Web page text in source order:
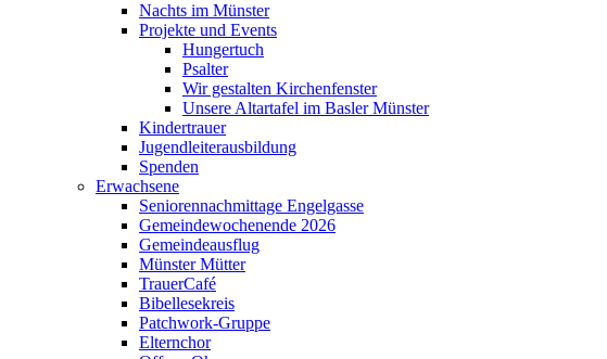
Nachts im Münster
Projekte und Events
Hungertuch
Psalter
Wir gestalten Kirchenfenster
Unsere Altartafel im Basler Münster
Kindertrauer
Jugendleiterausbildung
Spenden
Erwachsene
Seniorennachmittage Engelgasse
Gemeindewochenende 2026
Gemeindeausflug
Münster Mütter
TrauerCafé
Bibellesekreis
Patchwork-Gruppe
Elternchor